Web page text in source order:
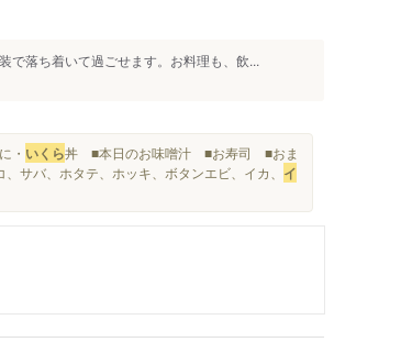
で落ち着いて過ごせます。お料理も、飲...
・ いくら丼 ■本日のお味噌汁 ■お寿司 ■おま
サバ、ホタテ、ホッキ、ボタンエビ、イカ、 イ